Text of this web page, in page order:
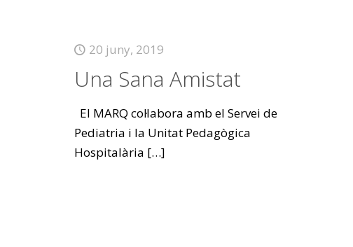
20 juny, 2019
Una Sana Amistat
El MARQ col·labora amb el Servei de
Pediatria i la Unitat Pedagògica
Hospitalària […]